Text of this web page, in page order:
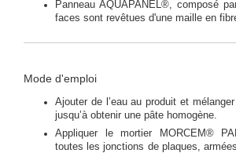
Panneau AQUAPANEL®, composé
faces sont revêtues d'une maille en
Mode d'emploi
Ajouter de l’eau au produit et mélanger
jusqu’à obtenir une pâte homogène.
Appliquer le mortier MORCEM®
toutes les jonctions de plaques,